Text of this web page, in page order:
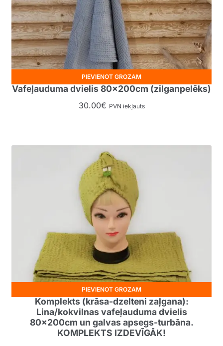
Vafeļauduma dvielis 80x200cm (zilganpelēks)
30.00€ PVN iekļauts
PIEVIENOT GROZAM
Komplekts (krāsa-dzelteni zaļgana):
Lina/kokvilnas vafeļauduma dvielis
80x200cm un galvas apsegs-turbāna.
KOMPLEKTS IZDEVĪGĀK!
PIEVIENOT GROZAM